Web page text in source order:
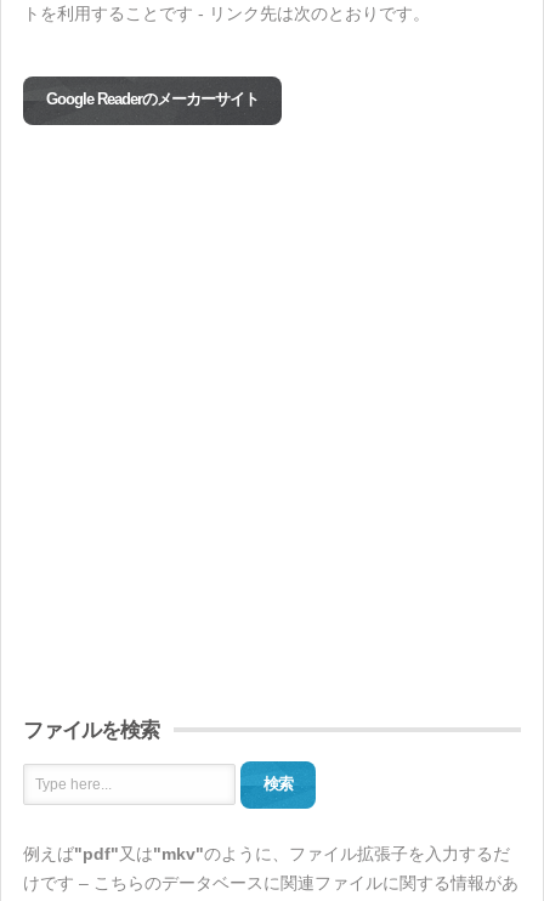
トを利用することです - リンク先は次のとおりです。
Google Readerのメーカーサイト
ファイルを検索
検索
例えば"pdf"又は"mkv"のように、ファイル拡張子を入力するだ
けです – こちらのデータベースに関連ファイルに関する情報があ